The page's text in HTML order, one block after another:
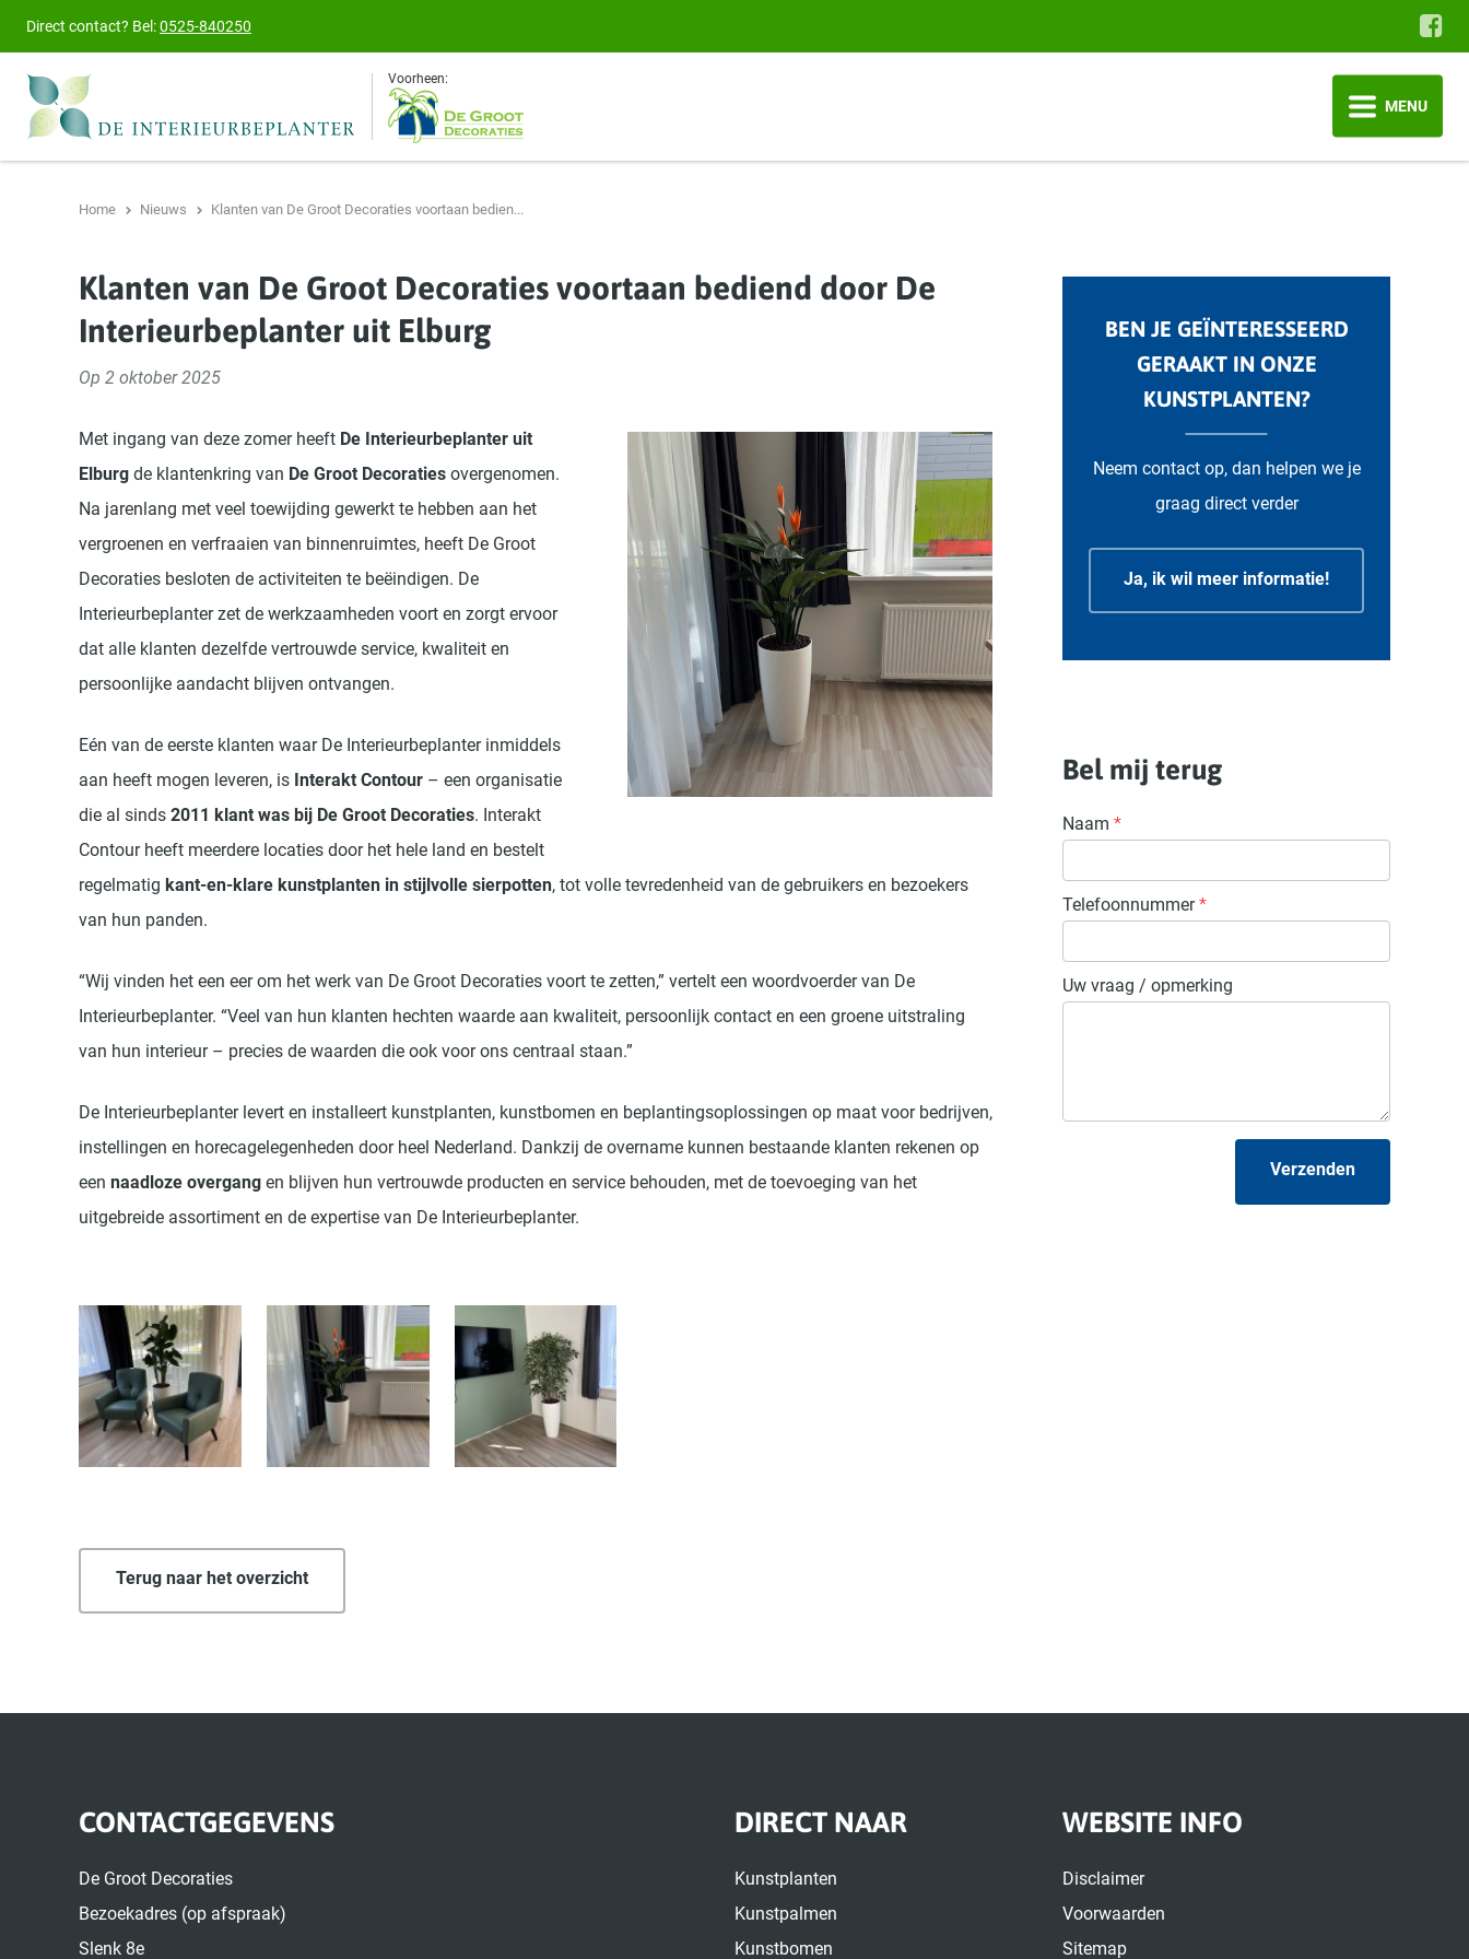
Direct contact? Bel:0525-840250
Voorheen:
MENU
Home Nieuws Klanten van De Groot Decoraties voortaan bedien...
Klanten van De Groot Decoraties voortaan bediend door De
Interieurbeplanter uit Elburg
Op 2 oktober 2025
Met ingang van deze zomer heeft De Interieurbeplanter uit
Elburg de klantenkring van De Groot Decoraties overgenomen.
Na jarenlang met veel toewijding gewerkt te hebben aan het
vergroenen en verfraaien van binnenruimtes, heeft De Groot
Decoraties besloten de activiteiten te beëindigen. De
Interieurbeplanter zet de werkzaamheden voort en zorgt ervoor
dat alle klanten dezelfde vertrouwde service, kwaliteit en
persoonlijke aandacht blijven ontvangen.
Eén van de eerste klanten waar De Interieurbeplanter inmiddels
aan heeft mogen leveren, is Interakt Contour – een organisatie
die al sinds 2011 klant was bij De Groot Decoraties. Interakt
Contour heeft meerdere locaties door het hele land en bestelt
regelmatig kant-en-klare kunstplanten in stijlvolle sierpotten, tot volle tevredenheid van de gebruikers en bezoekers
van hun panden.
“Wij vinden het een eer om het werk van De Groot Decoraties voort te zetten,” vertelt een woordvoerder van De
Interieurbeplanter. “Veel van hun klanten hechten waarde aan kwaliteit, persoonlijk contact en een groene uitstraling
van hun interieur – precies de waarden die ook voor ons centraal staan.”
De Interieurbeplanter levert en installeert kunstplanten, kunstbomen en beplantingsoplossingen op maat voor bedrijven,
instellingen en horecagelegenheden door heel Nederland. Dankzij de overname kunnen bestaande klanten rekenen op
een naadloze overgang en blijven hun vertrouwde producten en service behouden, met de toevoeging van het
uitgebreide assortiment en de expertise van De Interieurbeplanter.
Terug naar het overzicht
BEN JE GEÏNTERESSEERD
GERAAKT IN ONZE
KUNSTPLANTEN?
Neem contact op, dan helpen we je
graag direct verder
Ja, ik wil meer informatie!
Bel mij terug
Naam *
Telefoonnummer*
Uw vraag / opmerking
Verzenden
CONTACTGEGEVENS
De Groot Decoraties
Bezoekadres (op afspraak)
Slenk 8e
DIRECT NAAR
Kunstplanten
Kunstpalmen
Kunstbomen
WEBSITE INFO
Disclaimer
Voorwaarden
Sitemap